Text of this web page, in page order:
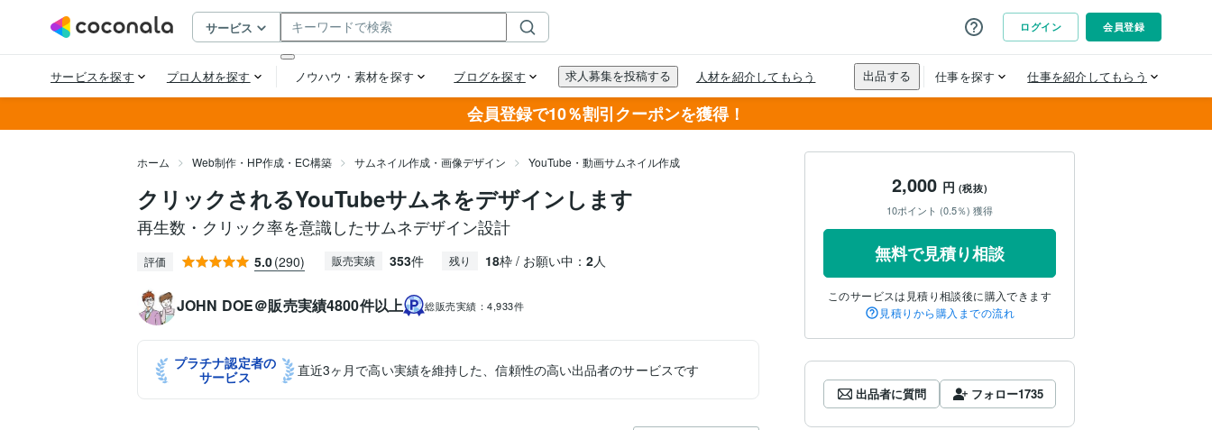
会員登録で10％割引クーポンを獲得！
ホーム Web制作・HP作成・EC構築 サムネイル作成・画像デザイン YouTube・動画サムネイル作成
クリックされるYouTubeサムネをデザインします
再生数・クリック率を意識したサムネデザイン設計
評価 5.0(290) 販売実績 353件 残り 18枠 / お願い中： 2人
JOHN DOE＠販売実績4800件以上 総販売実績： 4,933件
プラチナ認定者の
サービス
直近3ヶ月で高い実績を維持した、信頼性の高い出品者のサービスです
2,000 円 (税抜)
10ポイント (0.5％) 獲得
無料で見積り相談
このサービスは見積り相談後に購入できます
見積りから購入までの流れ
出品者に質問 フォロー1735